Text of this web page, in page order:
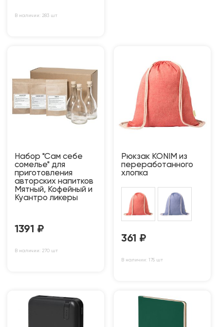
В наличии: 283 шт
Набор "Сам себе
сомелье" для
приготовления
авторских напитков
Мятный, Кофейный и
Куантро ликеры
1391 ₽
В наличии: 270 шт
Рюкзак KONIM из
переработанного
хлопка
361 ₽
В наличии: 175 шт